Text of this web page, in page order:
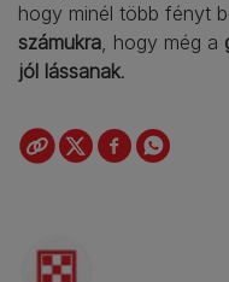
hogy minél több fényt
számukra, hogy még a
jól lássanak.